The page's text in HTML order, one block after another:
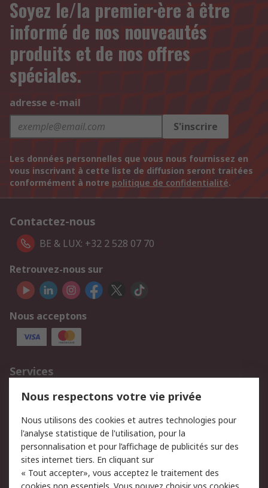
Soyez le/la premier·ère à être
informé de nos nouveautés
produits et de nos offres
spéciales.
adresse e-mail
S'inscrire
Les données personnelles que vous nous fournissez en
vous inscrivant à cette liste de diffusion seront traitées
conformément à notre politique de confidentialité.
Contactez-nous
BE & LUX: +32 2 528 07 70
Retrouvez-nous sur
Nous acceptons
Services
750.000 produits
2.500 marques
Retours
Support technique
Track & trace
Legal
Nous respectons votre vie privée
Nous utilisons des cookies et autres technologies pour
l'analyse statistique de l'utilisation, pour la
personnalisation et pour l’affichage de publicités sur des
sites internet tiers. En cliquant sur
« Tout accepter», vous acceptez le traitement des